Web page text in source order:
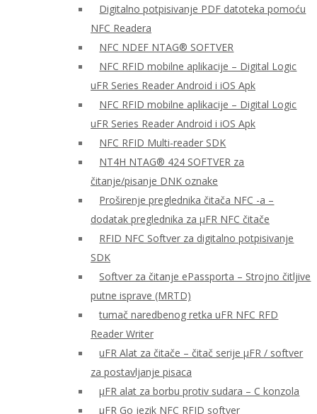
Digitalno potpisivanje PDF datoteka pomoću
NFC Readera
NFC NDEF NTAG® SOFTVER
NFC RFID mobilne aplikacije – Digital Logic
uFR Series Reader Android i iOS Apk
NFC RFID mobilne aplikacije – Digital Logic
uFR Series Reader Android i iOS Apk
NFC RFID Multi-reader SDK
NT4H NTAG® 424 SOFTVER za
čitanje/pisanje DNK oznake
Proširenje preglednika čitača NFC -a –
dodatak preglednika za μFR NFC čitače
RFID NFC Softver za digitalno potpisivanje
SDK
Softver za čitanje ePassporta – Strojno čitljive
putne isprave (MRTD)
tumač naredbenog retka uFR NFC RFD
Reader Writer
uFR Alat za čitače – čitač serije μFR / softver
za postavljanje pisaca
μFR alat za borbu protiv sudara – C konzola
μFR Go jezik NFC RFID softver